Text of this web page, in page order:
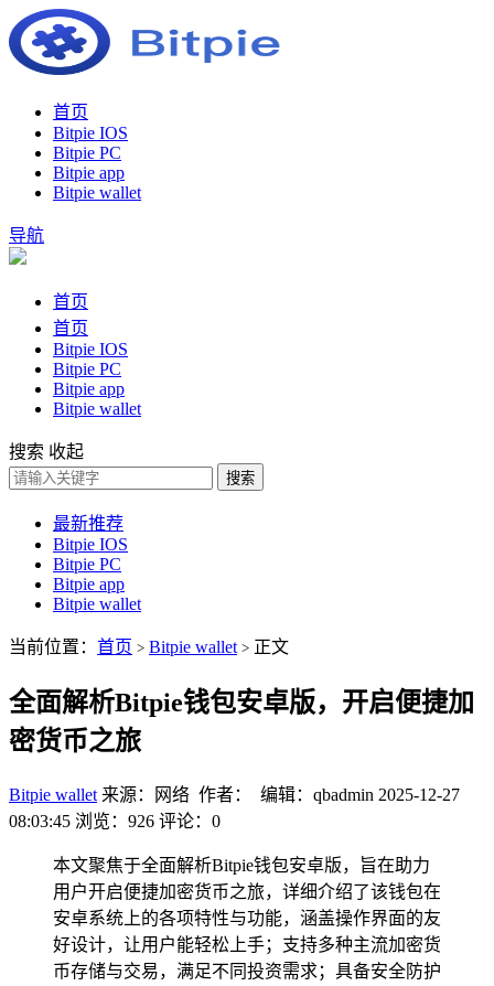
首页
Bitpie IOS
Bitpie PC
Bitpie app
Bitpie wallet
导航
首页
首页
Bitpie IOS
Bitpie PC
Bitpie app
Bitpie wallet
搜索 收起
搜索
最新推荐
Bitpie IOS
Bitpie PC
Bitpie app
Bitpie wallet
当前位置： 首页 > Bitpie wallet > 正文
全面解析Bitpie钱包安卓版，开启便捷加
密货币之旅
Bitpie wallet 来源：网络 作者： 编辑：qbadmin 2025-12-27
08:03:45 浏览：926 评论：0
本文聚焦于全面解析Bitpie钱包安卓版，旨在助力
用户开启便捷加密货币之旅，详细介绍了该钱包在
安卓系统上的各项特性与功能，涵盖操作界面的友
好设计，让用户能轻松上手；支持多种主流加密货
币存储与交易，满足不同投资需求；具备安全防护